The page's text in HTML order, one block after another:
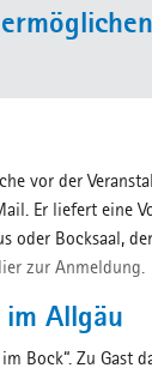
vor der
Er liefert eine
oder Bocksaal,
zur Anmeldung.
Allgäu
Bock“. Zu Gast